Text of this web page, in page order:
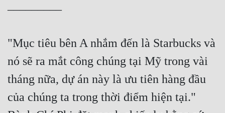
"Mục tiêu bên A nhắm đến là Starbucks và
nó sẽ ra mắt công chúng tại Mỹ trong vài
tháng nữa, dự án này là ưu tiên hàng đầu
của chúng ta trong thời điểm hiện tại."